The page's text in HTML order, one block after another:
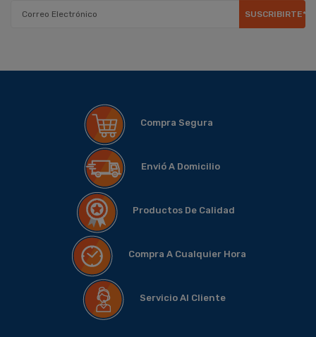
SUSCRIBIRTE*
Compra Segura
Envió A Domicilio
Productos De Calidad
Compra A Cualquier Hora
Servicio Al Cliente